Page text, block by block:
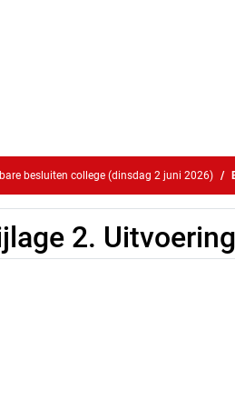
besluiten college (dinsdag 2 juni 2026)
2.